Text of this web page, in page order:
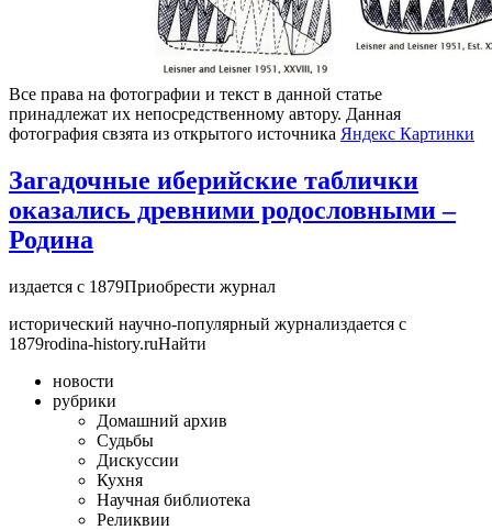
Все права на фотографии и текст в данной статье
принадлежат их непосредственному автору. Данная
фотография свзята из открытого источника Яндекс Картинки
Загадочные иберийские таблички
оказались древними родословными –
Родина
издается с 1879Приобрести журнал
исторический научно-популярный журнализдается с
1879rodina-history.ruНайти
новости
рубрики
Домашний архив
Cудьбы
Дискуссии
Кухня
Научная библиотека
Реликвии